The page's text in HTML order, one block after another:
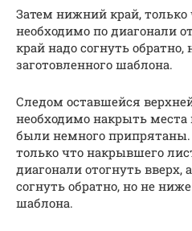
Затем нижний край,
необходимо по диагонали
край надо согнуть обратно,
заготовленного шаблона.
Следом оставшейся
необходимо накрыть места
были немного
только что накрывшего
диагонали отогнуть вверх,
согнуть обратно, но не
шаблона.